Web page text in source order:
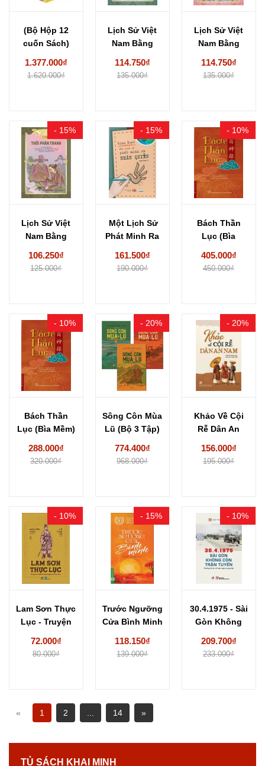
(Bộ Hộp 12
cuốn Sách)
1.377.000₫
1.620.000₫
Lịch Sử Việt
Nam Bằng
114.750₫
135.000₫
Lịch Sử Việt
Nam Bằng
114.750₫
135.000₫
- 15%
Lịch Sử Việt
Nam Bằng
106.250₫
125.000₫
- 15%
Một Lịch Sử
Phát Minh Ra
161.500₫
190.000₫
- 10%
Bách Thần
Lục (Bìa
405.000₫
450.000₫
- 10%
Bách Thần
Lục (Bìa Mềm)
288.000₫
320.000₫
- 20%
Sông Côn Mùa
Lũ (Bộ 3 Tập)
774.400₫
968.000₫
- 20%
Khảo Về Cội
Rễ Dân An
156.000₫
195.000₫
- 10%
Lam Sơn Thực
Lục - Truyện
72.000₫
80.000₫
- 15%
Trước Ngưỡng
Cửa Bình Minh
118.150₫
139.000₫
- 10%
30.4.1975 - Sài
Gòn Không
209.700₫
233.000₫
« 1 2 14 »
TỦ SÁCH KHAI MINH